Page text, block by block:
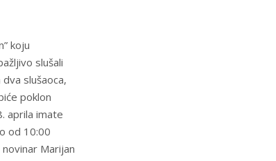
koju
slušali
slušaoca,
poklon
aprila imate
od 10:00
Marijan